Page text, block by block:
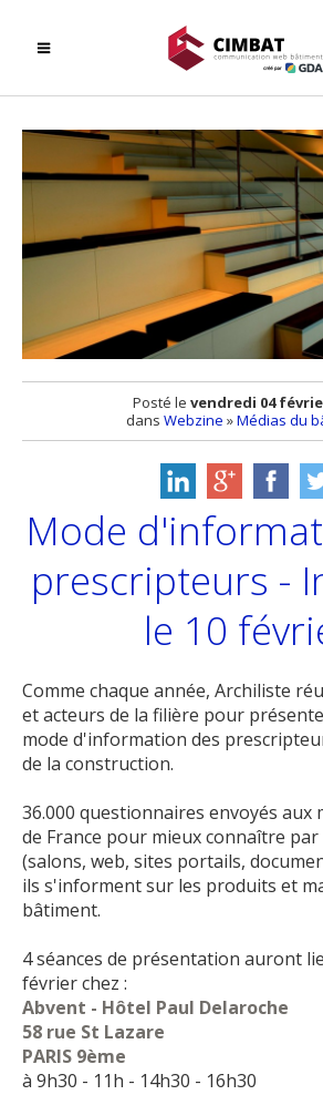
Posté le vendredi 04
dans Webzine »Médias du
Mode
prescripteurs -
le 10
Comme chaque année, Archiliste
et acteurs de la filière pour
mode d'information des
de la construction.
36.000 questionnaires envoyés aux
de France pour mieux connaître par
(salons, web, sites portails,
ils s'informent sur les produits et
bâtiment.
4 séances de présentation auront
février chez :
Abvent - Hôtel Paul Delaroche
58 rue St Lazare
PARIS 9ème
à 9h30 - 11h - 14h30 - 16h30